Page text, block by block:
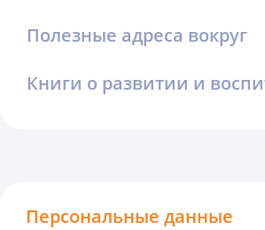
Полезные адреса вокруг
Книги о развитии и
Персональные данные